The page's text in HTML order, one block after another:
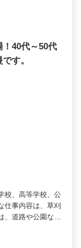
！40代～50代
す。
校、高等学校、公
仕事内容は、草刈
、道路や公園な…